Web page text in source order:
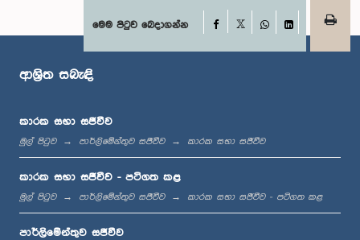
ප.ව. 1:00 - ප.ව. 1:07
ප.ව. 1:12 - ප.ව. 1:20
මෙම පිටුව බෙදාගන්න Facebook
WhatsApp
LinkedIn
ආශ්‍රිත සබැඳි
කාරක සභා සජීවීව
මුල් පිටුව පාර්ලිමේන්තුව සජීවීව කාරක සභා සජීවීව
කාරක සභා සජීවීව - පටිගත කළ
මුල් පිටුව පාර්ලිමේන්තුව සජීවීව කාරක සභා සජීවීව - පටිගත කළ
පාර්ලිමේන්තුව සජීවීව